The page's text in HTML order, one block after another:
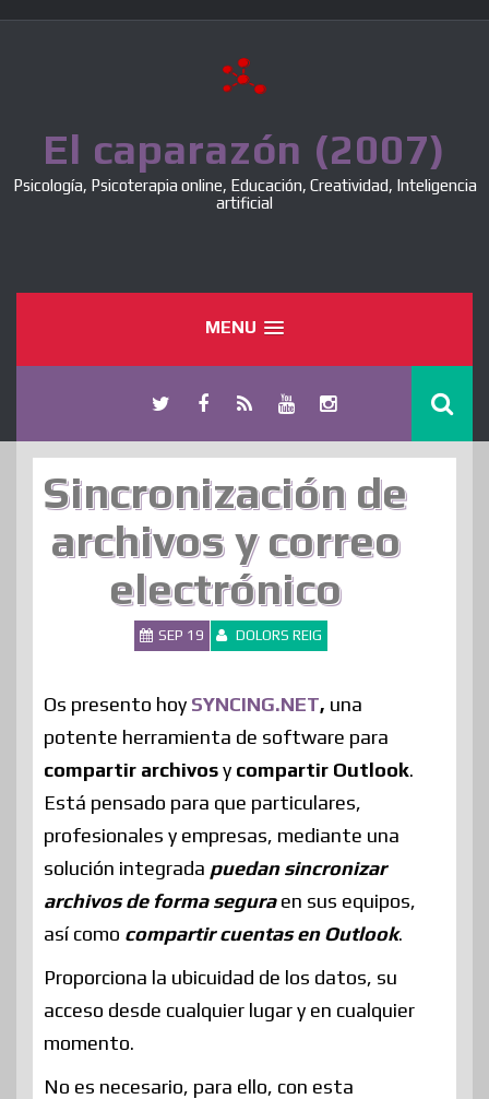
El caparazón (2007)
Psicología, Psicoterapia online, Educación, Creatividad, Inteligencia
artificial
MENU
Sincronización de
archivos y correo
electrónico
SEP 19 DOLORS REIG
Os presento hoy SYNCING.NET, una
potente herramienta de software para
compartir archivosy compartir Outlook.
Está pensado para que particulares,
profesionales y empresas, mediante una
solución integrada puedan sincronizar
archivos de forma seguraen sus equipos,
así como compartir cuentas en Outlook.
Proporciona la ubicuidad de los datos, su
acceso desde cualquier lugar y en cualquier
momento.
No es necesario, para ello, con esta